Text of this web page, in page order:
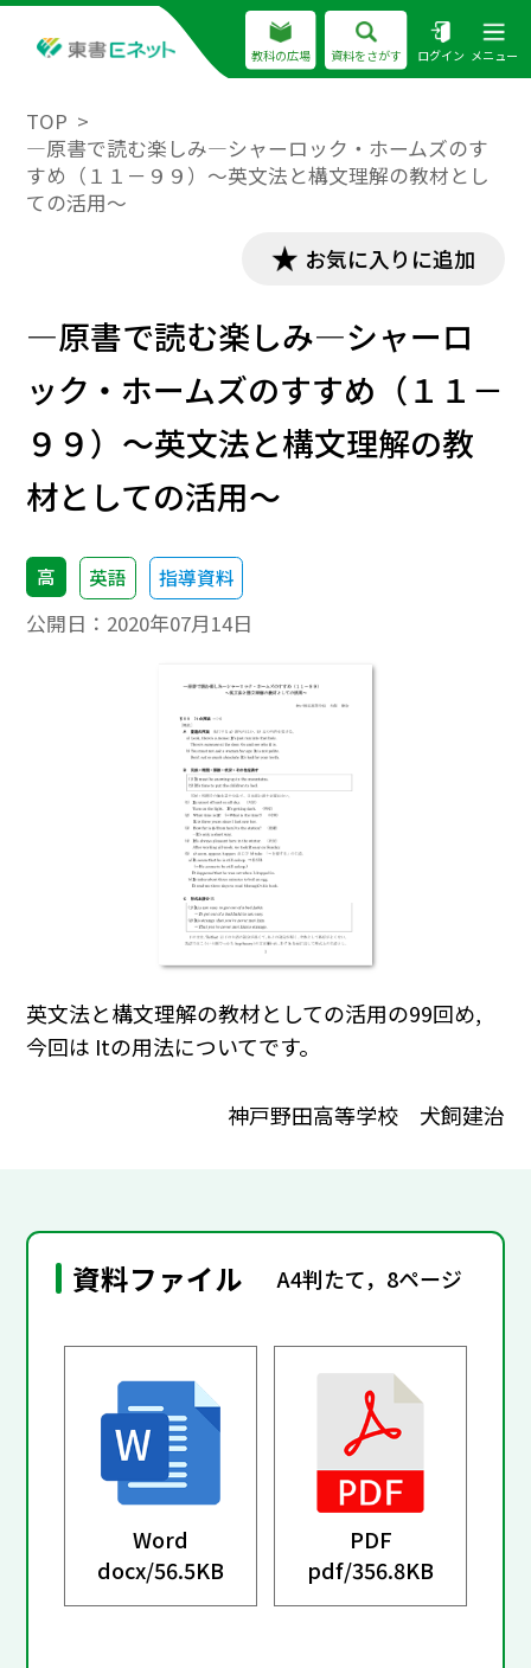
教科の広場 資料をさがす ログイン メニュー
TOP
―原書で読む楽しみ―シャーロック・ホームズのす
すめ（１１－９９）～英文法と構文理解の教材とし
ての活用～
お気に入りに追加
―原書で読む楽しみ―シャーロ
ック・ホームズのすすめ（１１－
９９）～英文法と構文理解の教
材としての活用～
高 英語 指導資料
公開日： 2020年07月14日
英文法と構文理解の教材としての活用の99回め,
今回は Itの用法についてです。
神戸野田高等学校 犬飼建治
資料ファイル A4判たて，8ページ
Word
docx/56.5KB
PDF
pdf/356.8KB